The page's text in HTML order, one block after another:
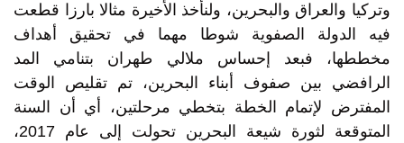
وتركيا والعراق والبحرين، ولنأخذ الأخيرة مثالا بارزا قطعت
فيه الدولة الصفوية شوطا مهما في تحقيق أهداف
مخططها، فبعد إحساس ملالي طهران بتنامي المد
الرافضي بين صفوف أبناء البحرين، تم تقليص الوقت
المفترض لإتمام الخطة بتخطي مرحلتين، أي أن السنة
المتوقعة لثورة شيعة البحرين تحولت إلى عام 2017،